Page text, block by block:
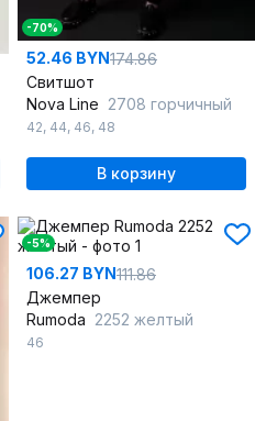
-70%
52.46 BYN174.86
Свитшот
Nova Line 2708 горчичный
42, 44, 46, 48
В корзину
-5%
106.27 BYN111.86
Джемпер
Rumoda 2252 желтый
46